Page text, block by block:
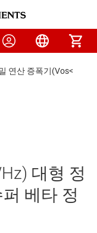
연산 증폭기(Vos<1mV)
대형 정
베타 정